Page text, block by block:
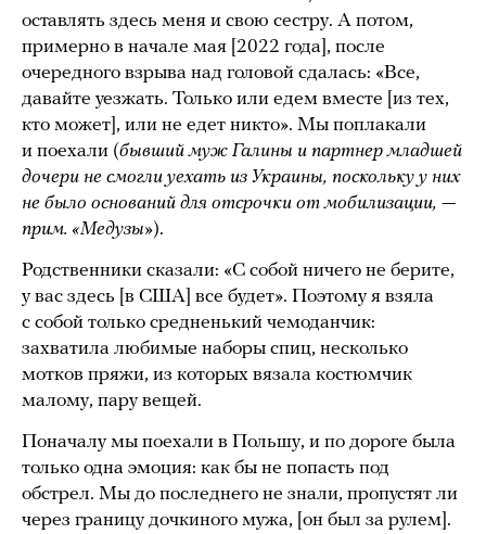
оставлять здесь меня и свою сестру. А потом,
примерно в начале мая [2022 года], после
очередного взрыва над головой сдалась: «Все,
давайте уезжать. Только или едем вместе [из тех,
кто может], или не едет никто». Мы поплакали
и поехали (бывший муж Галины и партнер младшей
дочери не смогли уехать из Украины, поскольку у них
не было оснований для отсрочки от мобилизации, —
прим. «Медузы»).
Родственники сказали: «С собой ничего не берите,
у вас здесь [в США] все будет». Поэтому я взяла
с собой только средненький чемоданчик:
захватила любимые наборы спиц, несколько
мотков пряжи, из которых вязала костюмчик
малому, пару вещей.
Поначалу мы поехали в Польшу, и по дороге была
только одна эмоция: как бы не попасть под
обстрел. Мы до последнего не знали, пропустят ли
через границу дочкиного мужа, [он был за рулем].